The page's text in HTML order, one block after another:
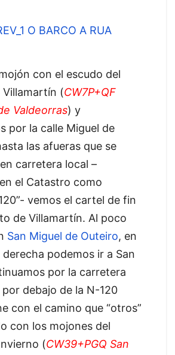
con el escudo del
Villamartín (CW7P+QF
Valdeorras) y
por la calle Miguel de
las afueras que se
carretera local –
el Catastro como
vemos el cartel de fin
de Villamartín. Al poco
San Miguel de Outeiro, en
derecha podemos ir a San
por la carretera
debajo de la N-120
con el camino que “otros”
con los mojones del
(CW39+PGQ San